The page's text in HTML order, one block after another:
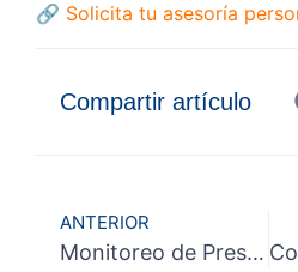
🔗 Solicita tu asesoría
Compartir artículo
ANTERIOR
Monitoreo de Presiones: La Clave Oculta para la Eficiencia de tus Túneles de Frío